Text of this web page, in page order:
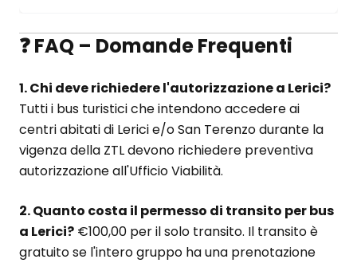
❓ FAQ – Domande Frequenti
1. Chi deve richiedere l'autorizzazione a Lerici?
Tutti i bus turistici che intendono accedere ai
centri abitati di Lerici e/o San Terenzo durante la
vigenza della ZTL devono richiedere preventiva
autorizzazione all'Ufficio Viabilità.
2. Quanto costa il permesso di transito per bus
a Lerici? €100,00 per il solo transito. Il transito è
gratuito se l'intero gruppo ha una prenotazione